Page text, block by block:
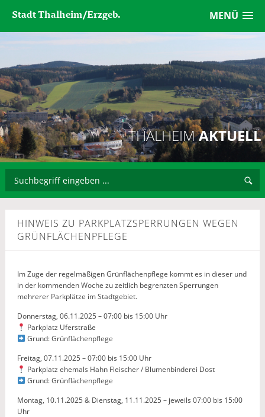
MENÜ
Stadt Thalheim/Erzgeb.
THALHEIMAKTUELL
HINWEIS ZU PARKPLATZSPERRUNGEN WEGEN
GRÜNFLÄCHENPFLEGE
Im Zuge der regelmäßigen Grünflächenpflege kommt es in dieser und
in der kommenden Woche zu zeitlich begrenzten Sperrungen
mehrerer Parkplätze im Stadtgebiet.
Donnerstag, 06.11.2025 – 07:00 bis 15:00 Uhr
Parkplatz Uferstraße
Grund: Grünflächenpflege
Freitag, 07.11.2025 – 07:00 bis 15:00 Uhr
Parkplatz ehemals Hahn Fleischer / Blumenbinderei Dost
Grund: Grünflächenpflege
Montag, 10.11.2025 & Dienstag, 11.11.2025 – jeweils 07:00 bis 15:00
Uhr